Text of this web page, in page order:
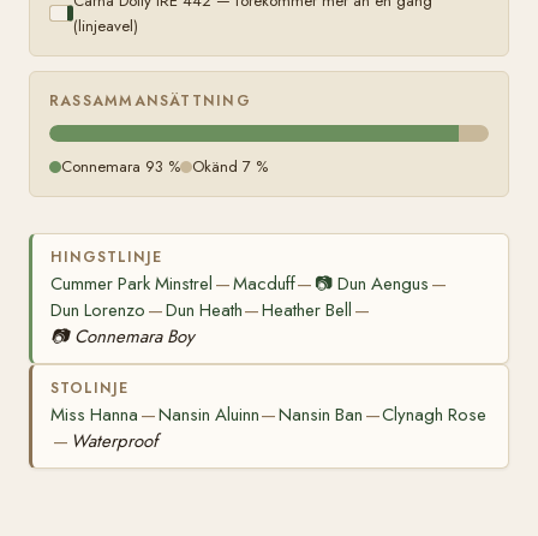
(linjeavel)
RASSAMMANSÄTTNING
Connemara 93 % Okänd 7 %
HINGSTLINJE
Cummer Park Minstrel —Macduff— 📷Dun Aengus —
Dun Lorenzo —Dun Heath—Heather Bell —
📷 Connemara Boy
STOLINJE
Miss Hanna —Nansin Aluinn—Nansin Ban —Clynagh Rose
— Waterproof